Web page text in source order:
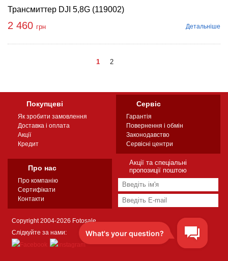
Трансмиттер DJI 5,8G (119002)
2 460 грн Детальніше
1 2
Покупцеві
Як зробити замовлення
Доставка і оплата
Акції
Кредит
Сервіс
Гарантія
Повернення і обмін
Законодавство
Сервісні центри
Про нас
Про компанію
Сертифікати
Контакти
Акції та спеціальні
пропозиції поштою
Copyright 2004-2026 Fotosale
Слідкуйте за нами: